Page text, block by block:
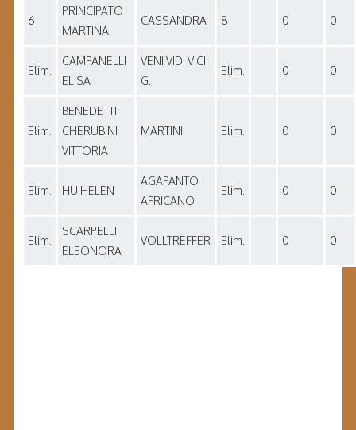
6
PRINCIPATO
MARTINA
CASSANDRA 8 0 0
Elim.
CAMPANELLI
ELISA
VENI VIDI VICI
G.
Elim. 0 0
Elim.
BENEDETTI
CHERUBINI
VITTORIA
MARTINI Elim. 0 0
Elim. HU HELEN
AGAPANTO
AFRICANO
Elim. 0 0
Elim.
SCARPELLI
ELEONORA
VOLLTREFFER Elim. 0 0